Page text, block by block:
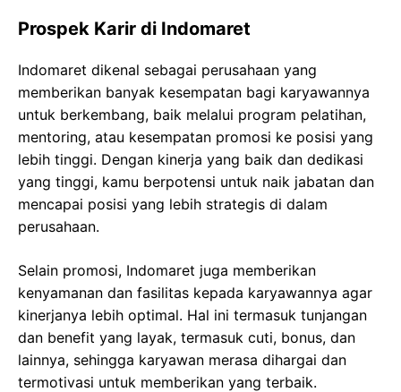
Prospek Karir di Indomaret
Indomaret dikenal sebagai perusahaan yang
memberikan banyak kesempatan bagi karyawannya
untuk berkembang, baik melalui program pelatihan,
mentoring, atau kesempatan promosi ke posisi yang
lebih tinggi. Dengan kinerja yang baik dan dedikasi
yang tinggi, kamu berpotensi untuk naik jabatan dan
mencapai posisi yang lebih strategis di dalam
perusahaan.
Selain promosi, Indomaret juga memberikan
kenyamanan dan fasilitas kepada karyawannya agar
kinerjanya lebih optimal. Hal ini termasuk tunjangan
dan benefit yang layak, termasuk cuti, bonus, dan
lainnya, sehingga karyawan merasa dihargai dan
termotivasi untuk memberikan yang terbaik.